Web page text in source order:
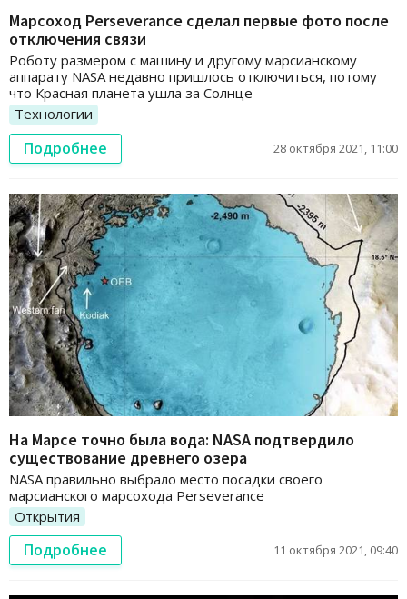
Марсоход Perseverance сделал первые фото после
отключения связи
Роботу размером с машину и другому марсианскому
аппарату NASA недавно пришлось отключиться, потому
что Красная планета ушла за Солнце
Технологии
Подробнее 28 октября 2021, 11:00
На Марсе точно была вода: NASA подтвердило
существование древнего озера
NASA правильно выбрало место посадки своего
марсианского марсохода Perseverance
Открытия
Подробнее 11 октября 2021, 09:40